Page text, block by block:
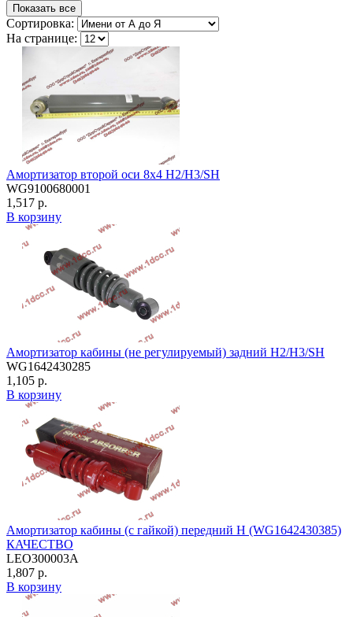
Показать все
Сортировка:
На странице:
Амортизатор второй оси 8х4 H2/H3/SH
WG9100680001
1,517 р.
В корзину
Амортизатор кабины (не регулируемый) задний H2/H3/SH
WG1642430285
1,105 р.
В корзину
Амортизатор кабины (с гайкой) передний H (WG1642430385)
КАЧЕСТВО
LEO300003A
1,807 р.
В корзину